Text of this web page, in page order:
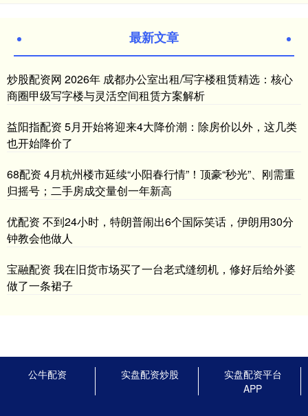
最新文章
炒股配资网 2026年 成都办公室出租/写字楼租赁精选：核心
商圈甲级写字楼与灵活空间租赁方案解析
益阳指配资 5月开始将迎来4大降价潮：除房价以外，这几类
也开始降价了
68配资 4月杭州楼市延续“小阳春行情”！顶豪“秒光”、刚需重
归摇号；二手房成交量创一年新高
优配资 不到24小时，特朗普闹出6个国际笑话，伊朗用30分
钟教会他做人
宝融配资 我在旧货市场买了一台老式缝纫机，修好后给外婆
做了一条裙子
公牛配资 实盘配资炒股
实盘配资平台
APP